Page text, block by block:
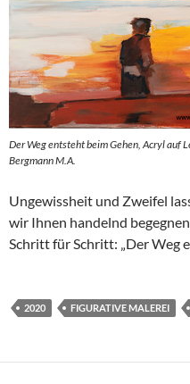
Der Weg entsteht beim Gehen, Acryl auf
Bergmann M.A.
Ungewissheit und Zweifel
wir Ihnen handelnd
Schritt für Schritt: „Der Weg
2020 FIGURATIVE MALEREI